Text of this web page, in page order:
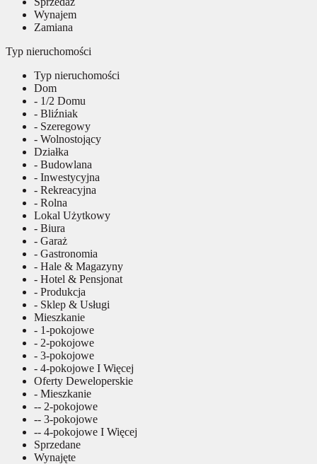
Wynajem
Zamiana
Typ nieruchomości
Typ nieruchomości
Dom
- 1/2 Domu
- Bliźniak
- Szeregowy
- Wolnostojący
Działka
- Budowlana
- Inwestycyjna
- Rekreacyjna
- Rolna
Lokal Użytkowy
- Biura
- Garaż
- Gastronomia
- Hale & Magazyny
- Hotel & Pensjonat
- Produkcja
- Sklep & Usługi
Mieszkanie
- 1-pokojowe
- 2-pokojowe
- 3-pokojowe
- 4-pokojowe I Więcej
Oferty Deweloperskie
- Mieszkanie
-- 2-pokojowe
-- 3-pokojowe
-- 4-pokojowe I Więcej
Sprzedane
Wynajęte